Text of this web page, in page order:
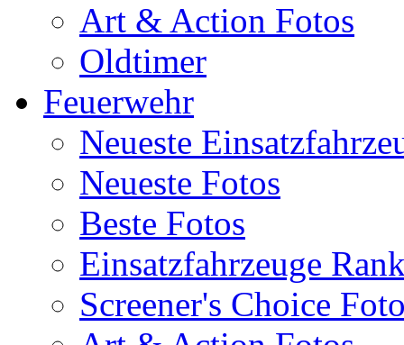
Art & Action Fotos
Oldtimer
Feuerwehr
Neueste
Neueste Fotos
Beste Fotos
Einsatzfahrzeuge
Screener's Choice